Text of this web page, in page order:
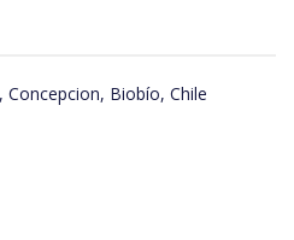
Concepcion, Biobío, Chile